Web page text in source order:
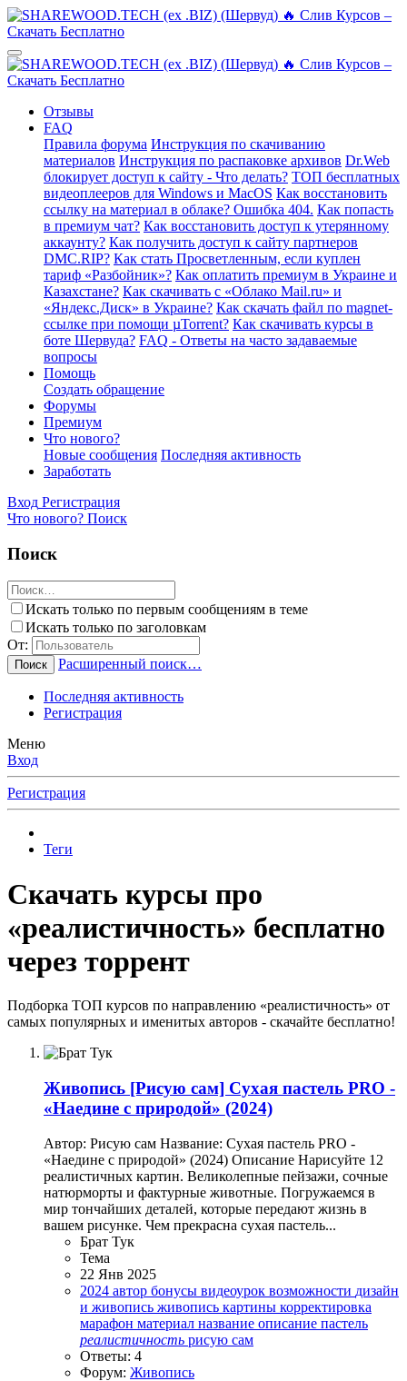
Отзывы
FAQ
Правила форума Инструкция по скачиванию
материалов Инструкция по распаковке архивов Dr.Web
блокирует доступ к сайту - Что делать? ТОП бесплатных
видеоплееров для Windows и MacOS Как восстановить
ссылку на материал в облаке? Ошибка 404. Как попасть
в премиум чат? Как восстановить доступ к утерянному
аккаунту? Как получить доступ к сайту партнеров
DMC.RIP? Как стать Просветленным, если куплен
тариф «Разбойник»? Как оплатить премиум в Украине и
Казахстане? Как скачивать с «Облако Mail.ru» и
«Яндекс.Диск» в Украине? Как скачать файл по magnet-
ссылке при помощи µTorrent? Как скачивать курсы в
боте Шервуда? FAQ - Ответы на часто задаваемые
вопросы
Помощь
Создать обращение
Форумы
Премиум
Что нового?
Новые сообщения Последняя активность
Заработать
Вход Регистрация
Что нового? Поиск
Поиск
Искать только по первым сообщениям в теме
Искать только по заголовкам
От:
Поиск Расширенный поиск…
Последняя активность
Регистрация
Меню
Вход
Регистрация
Теги
Скачать курсы про
«реалистичность» бесплатно
через торрент
Подборка ТОП курсов по направлению «реалистичность» от
самых популярных и именитых авторов - скачайте бесплатно!
Живопись [Рисую сам] Сухая пастель PRO -
«Наедине с природой» (2024)
Автор: Рисую сам Название: Сухая пастель PRO -
«Наедине с природой» (2024) Описание Нарисуйте 12
реалистичных картин. Великолепные пейзажи, сочные
натюрморты и фактурные животные. Погружаемся в
мир тончайших деталей, которые передают жизнь в
вашем рисунке. Чем прекрасна сухая пастель...
Брат Тук
Тема
22 Янв 2025
2024 автор бонусы видеоурок возможности дизайн
и живопись живопись картины корректировка
марафон материал название описание пастель
реалистичность рисую сам
Ответы: 4
Форум: Живопись